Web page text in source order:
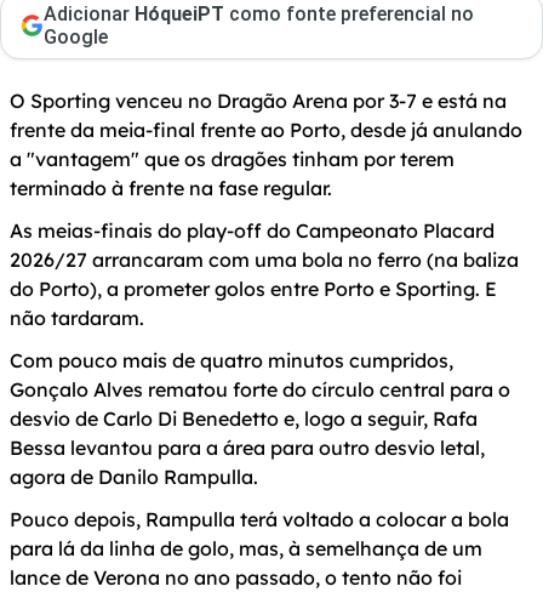
Adicionar HóqueiPT como fonte preferencial no
Google
O Sporting venceu no Dragão Arena por 3-7 e está na
frente da meia-final frente ao Porto, desde já anulando
a "vantagem" que os dragões tinham por terem
terminado à frente na fase regular.
As meias-finais do play-off do Campeonato Placard
2026/27 arrancaram com uma bola no ferro (na baliza
do Porto), a prometer golos entre Porto e Sporting. E
não tardaram.
Com pouco mais de quatro minutos cumpridos,
Gonçalo Alves rematou forte do círculo central para o
desvio de Carlo Di Benedetto e, logo a seguir, Rafa
Bessa levantou para a área para outro desvio letal,
agora de Danilo Rampulla.
Pouco depois, Rampulla terá voltado a colocar a bola
para lá da linha de golo, mas, à semelhança de um
lance de Verona no ano passado, o tento não foi